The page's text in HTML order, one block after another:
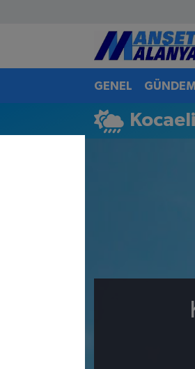
GENEL
Antalya Nöbetçi Eczaneler
Antalya Hava Durumu
Antalya Namaz Vakitleri